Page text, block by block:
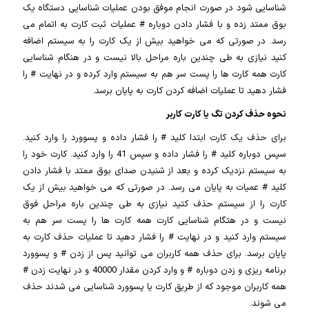
شناسایی شود در صورت انجام موفق بودن عملیات شناسایی دستگاه یک
بوق ممتد زده و با فشار دادن دوباره # عملیات ثبت کارت به اتمام می
رسد. در صورتی که می خواهید بیش از یک کارت را به سیستم اضافه
کنید نیازی به طی چندین باره مراحل بالا نیست و در هنگام شناسایی
کارت همه کارت ها را پست سر هم به سیستم وارد کرده و در نهایت # را
فشار دهید تا عملیات اضافه کردن کارت به پایان برسد.
نحوه حذف کردن تگ یا کارت کاربر
برای حذف یک کارت ابتدا کلید # را فشار داده و پسوورد را وارد کنید.
سپس دوباره کلید # را فشار داده و سپس 41 را وارد کنید. کارت خود را
به سیستم نزدیک کرده و بعد از شنیدن صدای بوق ممتد با فشار دادن
کلید # عمیات به پایان می رسد. در صورتی که می خواهید بیش از یک
کارت را از سیستم حذف کتید نیازی به طی چندین باره مراحل فوق
نیست و در هتگام شناسایی کارت همه کارت ها را پست سر هم به
سیستم وارد کنید و در نهایت # را فشار دهید تا عملیات حذف کارت به
پایان برسد. برای حذف همه کاربران می توانید پس از زدن # و پسوورد
برنامه ریزی و زدن دوباره # و وارد کردن مقدار 40000 و در نهایت زدن #
همه کاربران موجود که از طریق کارت یا پسوورد شناسایی می شدند حذف
می شوند.